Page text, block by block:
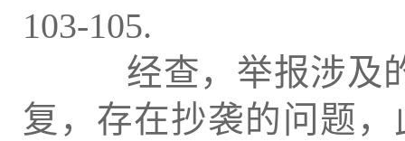
103-105.
经查，举报涉及的
复，存在抄袭的问题